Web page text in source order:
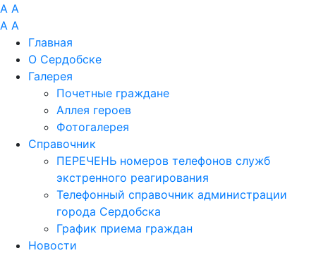
A A
A A
Главная
О Сердобске
Галерея
Почетные граждане
Аллея героев
Фотогалерея
Справочник
ПЕРЕЧЕНЬ номеров телефонов служб
экстренного реагирования
Телефонный справочник администрации
города Сердобска
График приема граждан
Новости